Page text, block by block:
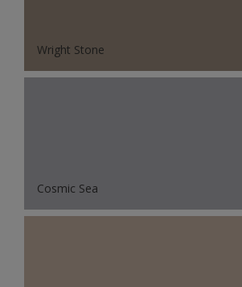
Wright Stone
Cosmic Sea